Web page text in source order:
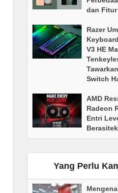
dan Fitur
Razer
V3 HE
Switch
AMD
Radeon
Entri
Yang Perlu